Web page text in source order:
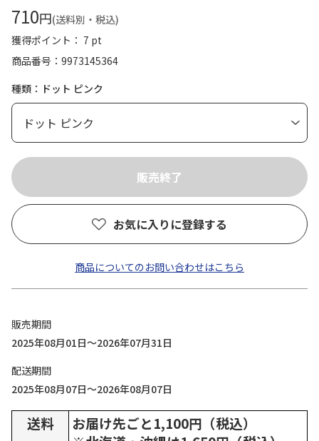
710円(送料別・税込)
獲得ポイント： 7 pt
商品番号
9973145364
種類：ドット ピンク
お気に入りに登録する
商品についてのお問い合わせはこちら
販売期間
2025年08月01日～2026年07月31日
配送期間
2025年08月07日～2026年08月07日
送料
お届け先ごと1,100円（税込）